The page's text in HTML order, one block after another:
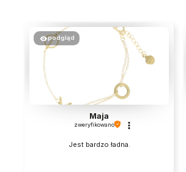
podgląd
Maja
zweryfikowano
Jest bardzo ładna.